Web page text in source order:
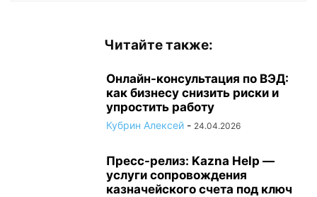
Читайте также:
Онлайн-консультация по ВЭД:
как бизнесу снизить риски и
упростить работу
Кубрин Алексей - 24.04.2026
Пресс-релиз: Kazna Help —
услуги сопровождения
казначейского счета под ключ